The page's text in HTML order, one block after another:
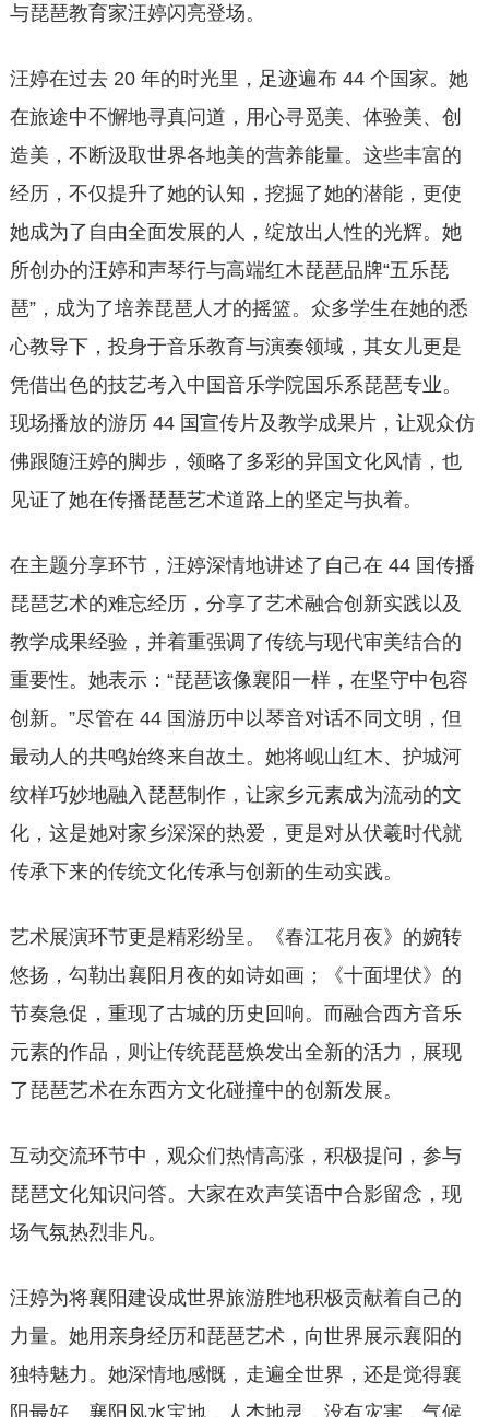
与琵琶教育家汪婷闪亮登场。
汪婷在过去 20 年的时光里，足迹遍布 44 个国家。她
在旅途中不懈地寻真问道，用心寻觅美、体验美、创
造美，不断汲取世界各地美的营养能量。这些丰富的
经历，不仅提升了她的认知，挖掘了她的潜能，更使
她成为了自由全面发展的人，绽放出人性的光辉。她
所创办的汪婷和声琴行与高端红木琵琶品牌“五乐琵
琶”，成为了培养琵琶人才的摇篮。众多学生在她的悉
心教导下，投身于音乐教育与演奏领域，其女儿更是
凭借出色的技艺考入中国音乐学院国乐系琵琶专业。
现场播放的游历 44 国宣传片及教学成果片，让观众仿
佛跟随汪婷的脚步，领略了多彩的异国文化风情，也
见证了她在传播琵琶艺术道路上的坚定与执着。
在主题分享环节，汪婷深情地讲述了自己在 44 国传播
琵琶艺术的难忘经历，分享了艺术融合创新实践以及
教学成果经验，并着重强调了传统与现代审美结合的
重要性。她表示：“琵琶该像襄阳一样，在坚守中包容
创新。”尽管在 44 国游历中以琴音对话不同文明，但
最动人的共鸣始终来自故土。她将岘山红木、护城河
纹样巧妙地融入琵琶制作，让家乡元素成为流动的文
化，这是她对家乡深深的热爱，更是对从伏羲时代就
传承下来的传统文化传承与创新的生动实践。
艺术展演环节更是精彩纷呈。《春江花月夜》的婉转
悠扬，勾勒出襄阳月夜的如诗如画；《十面埋伏》的
节奏急促，重现了古城的历史回响。而融合西方音乐
元素的作品，则让传统琵琶焕发出全新的活力，展现
了琵琶艺术在东西方文化碰撞中的创新发展。
互动交流环节中，观众们热情高涨，积极提问，参与
琵琶文化知识问答。大家在欢声笑语中合影留念，现
场气氛热烈非凡。
汪婷为将襄阳建设成世界旅游胜地积极贡献着自己的
力量。她用亲身经历和琵琶艺术，向世界展示襄阳的
独特魅力。她深情地感慨，走遍全世界，还是觉得襄
阳最好。襄阳风水宝地，人杰地灵，没有灾害，气候